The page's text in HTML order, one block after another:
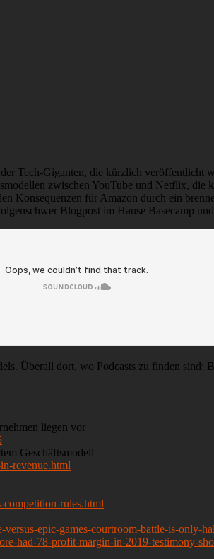
Tech-Giganten, die kürzlich
zwischen YouTube und Netflix, die
Konsequenzen für Amazon durch ein
Blogpost im Hause Basecamp
Überall dort, wo Podcasts zu finden sind:
liegen vor
Geschäftsmodell
revenue.html
competition-rules.html
versus-epic-games-courtroom-battle-is-
had-78-profit-margin-in-2019-testimony-